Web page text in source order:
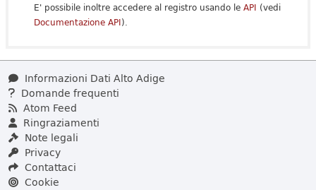
E' possibile inoltre accedere al registro usando le API (vedi
Documentazione API).
Informazioni Dati Alto Adige
Domande frequenti
Atom Feed
Ringraziamenti
Note legali
Privacy
Contattaci
Cookie